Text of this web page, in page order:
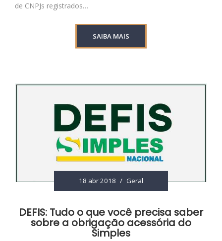
de CNPJs registrados…
SAIBA MAIS
18 abr 2018 / Geral
DEFIS: Tudo o que você precisa saber
sobre a obrigação acessória do
Simples